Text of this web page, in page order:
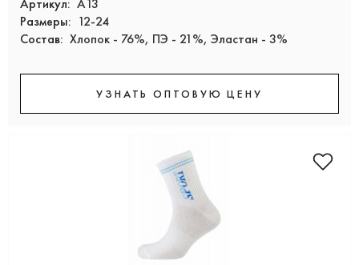
Артикул: А13
Размеры: 12-24
Состав: Хлопок - 76%, ПЭ - 21%, Эластан - 3%
УЗНАТЬ ОПТОВУЮ ЦЕНУ